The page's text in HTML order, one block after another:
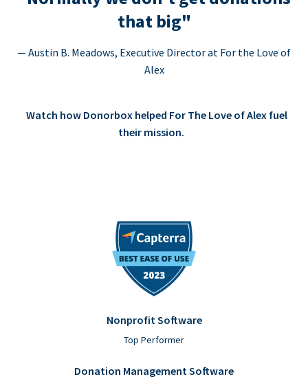
that big"
— Austin B. Meadows, Executive Director at For the Love of
Alex
Watch how Donorbox helped For The Love of Alex fuel
their mission.
Nonprofit Software
Top Performer
Donation Management Software